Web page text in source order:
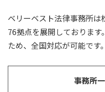
ベリーベスト法律事務所
76拠点を展開しておりま
ため、全国対応が可能です
事務所